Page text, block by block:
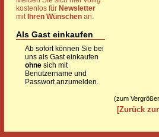
kostenlos für Newsletter
mit Ihren Wünschen an.
Als Gast einkaufen
Ab sofort können Sie bei
uns als Gast einkaufen
ohne sich mit
Benutzername und
Passwort anzumelden.
(zum
[Zurück